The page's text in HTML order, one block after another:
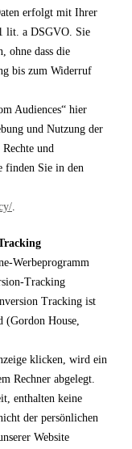
erfolgt mit Ihrer
lit. a DSGVO. Sie
ohne dass die
bis zum Widerruf
Audiences“ hier
und Nutzung der
und
finden Sie in den
.
Werbeprogramm
Tracking
Tracking ist
(Gordon House,
klicken, wird ein
Rechner abgelegt.
enthalten keine
der persönlichen
Website